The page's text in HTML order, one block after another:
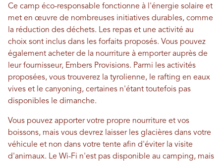
Ce camp éco-responsable fonctionne à l'énergie solaire et
met en œuvre de nombreuses initiatives durables, comme
la réduction des déchets. Les repas et une activité au
choix sont inclus dans les forfaits proposés. Vous pouvez
également acheter de la nourriture à emporter auprès de
leur fournisseur, Embers Provisions. Parmi les activités
proposées, vous trouverez la tyrolienne, le rafting en eaux
vives et le canyoning, certaines n'étant toutefois pas
disponibles le dimanche.
Vous pouvez apporter votre propre nourriture et vos
boissons, mais vous devrez laisser les glacières dans votre
véhicule et non dans votre tente afin d'éviter la visite
d'animaux. Le Wi-Fi n'est pas disponible au camping, mais